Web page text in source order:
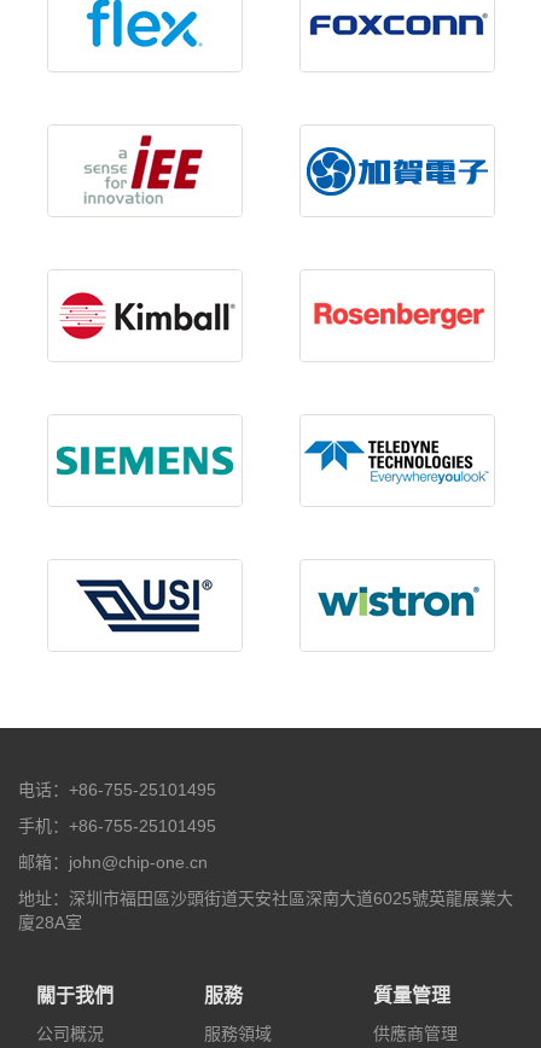
电话：+86-755-25101495
手机：+86-755-25101495
邮箱：john@chip-one.cn
地址：深圳市福田區沙頭街道天安社區深南大道6025號英龍展業大
廈28A室
關于我們
公司概況
服務
服務領域
質量管理
供應商管理